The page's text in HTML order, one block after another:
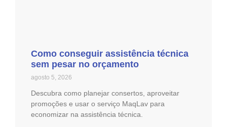
Como conseguir assistência técnica
sem pesar no orçamento
agosto 5, 2026
Descubra como planejar consertos, aproveitar
promoções e usar o serviço MaqLav para
economizar na assistência técnica.